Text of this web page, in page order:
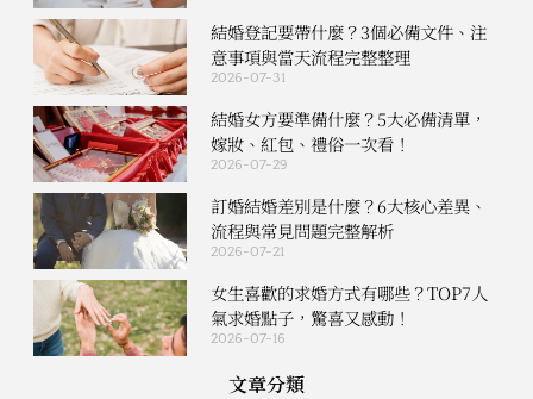
結婚登記要帶什麼？3個必備文件、注
意事項與當天流程完整整理
2026-07-31
結婚女方要準備什麼？5大必備清單，
嫁妝、紅包、禮俗一次看！
2026-07-29
訂婚結婚差別是什麼？6大核心差異、
流程與常見問題完整解析
2026-07-21
女生喜歡的求婚方式有哪些？TOP7人
氣求婚點子，驚喜又感動！
2026-07-16
文章分類